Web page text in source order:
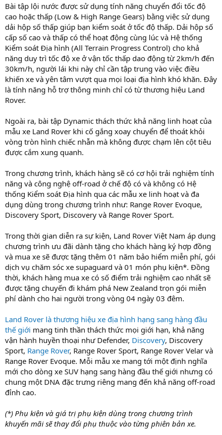
Bài tập lội nước được sử dụng tính năng chuyển đổi tốc độ
cao hoặc thấp (Low & High Range Gears) bằng việc sử dụng
dải hộp số thấp giúp bạn kiểm soát ở tốc độ thấp. Dải hộp số
cấp số cao và thấp có thể hoạt động cùng lúc và Hệ thống
Kiểm soát Địa hình (All Terrain Progress Control) cho khả
năng duy trì tốc độ xe ở vận tốc thấp dao động từ 2km/h đến
30km/h, người lái khi này chỉ cần tập trung vào việc điều
khiến xe và yên tâm vượt qua mọi loại địa hình khó khăn. Đây
là tính năng hỗ trợ thông minh chỉ có từ thương hiệu Land
Rover.
Ngoài ra, bài tập Dynamic thách thức khả năng linh hoạt của
mẫu xe Land Rover khi cố gắng xoay chuyển để thoát khỏi
vòng tròn hình chiếc nhẫn mà không được chạm lên cột tiêu
được cắm xung quanh.
Trong chương trình, khách hàng sẽ có cơ hội trải nghiệm tính
năng và công nghệ off-road ở chế độ có và không có Hệ
thống Kiểm soát Địa hình qua các mẫu xe linh hoạt và đa
dụng dùng trong chương trình như: Range Rover Evoque,
Discovery Sport, Discovery và Range Rover Sport.
Trong thời gian diễn ra sự kiện, Land Rover Việt Nam áp dụng
chương trình ưu đãi dành tặng cho khách hàng ký hợp đồng
và mua xe sẽ được tặng thêm 01 năm bảo hiểm miễn phí, gói
dịch vụ chăm sóc xe supaguard và 01 món phụ kiện*. Đồng
thời, khách hàng mua xe có số điểm trải nghiệm cao nhất sẽ
được tặng chuyến đi khám phá New Zealand trọn gói miễn
phí dành cho hai người trong vòng 04 ngày 03 đêm.
Land Rover là thương hiệu xe địa hình hạng sang hàng đầu
thế giới mang tinh thần thách thức mọi giới hạn, khả năng
vận hành huyền thoại như Defender, Discovery, Discovery
Sport, Range Rover, Range Rover Sport, Range Rover Velar và
Range Rover Evoque. Mỗi mẫu xe mang tới một định nghĩa
mới cho dòng xe SUV hạng sang hàng đầu thế giới nhưng có
chung một DNA đặc trưng riêng mang đến khả năng off-road
đỉnh cao.
(*) Phụ kiện và giá trị phụ kiện dùng trong chương trình
khuyến mãi sẽ thay đổi phụ thuộc vào từng phiên bản xe.